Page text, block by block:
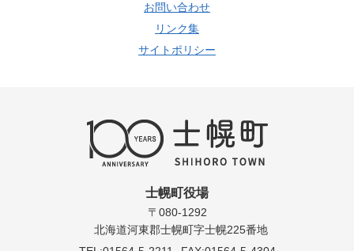
お問い合わせ
リンク集
サイトポリシー
士幌町役場
〒080-1292
北海道河東郡士幌町字士幌225番地